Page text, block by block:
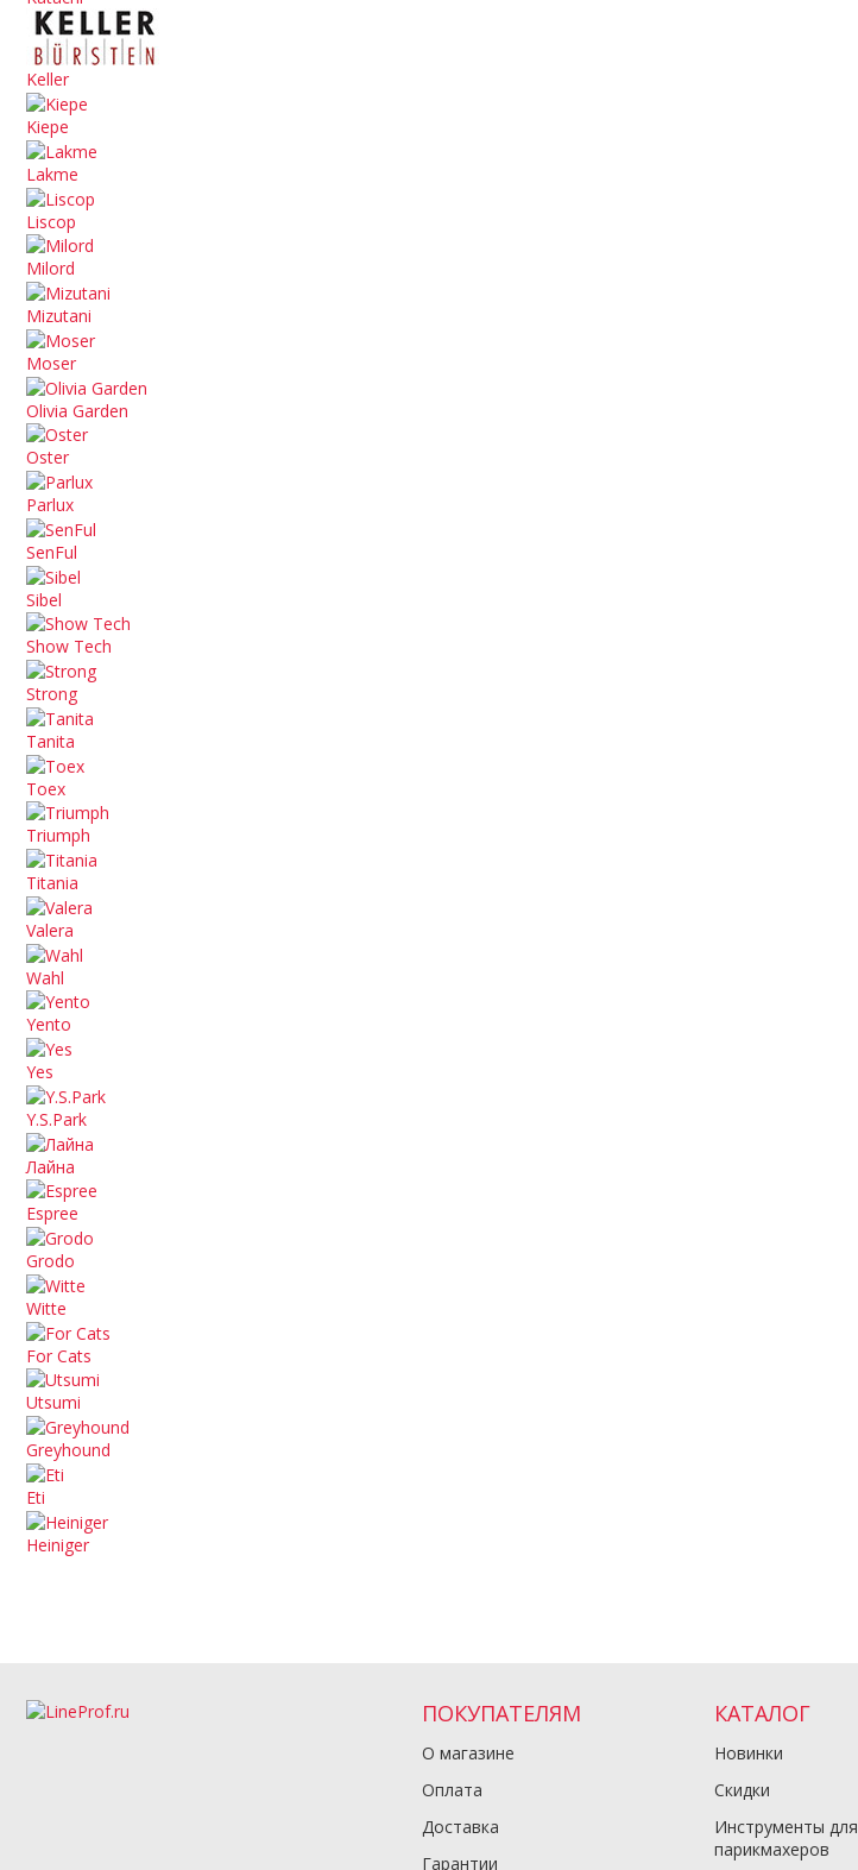
Keller
Kiepe
Lakme
Liscop
Milord
Mizutani
Moser
Olivia Garden
Oster
Parlux
SenFul
Sibel
Show Tech
Strong
Tanita
Toex
Triumph
Titania
Valera
Wahl
Yento
Yes
Y.S.Park
Лайна
Espree
Grodo
Witte
For Cats
Utsumi
Greyhound
Eti
Heiniger
ПОКУПАТЕЛЯМ
О магазине
Оплата
Доставка
Гарантии
КАТАЛОГ
Новинки
Скидки
Инструменты для
парикмахеров